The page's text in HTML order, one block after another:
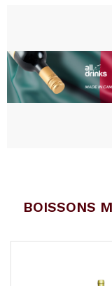
BOISSONS